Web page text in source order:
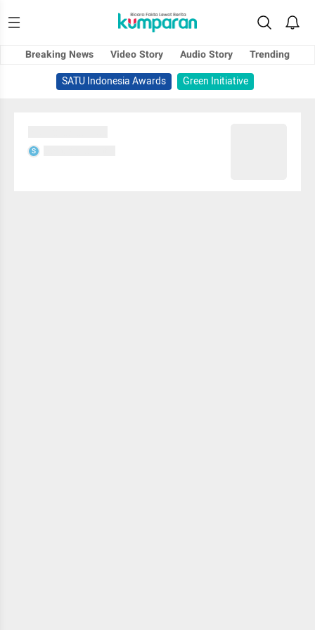
Breaking News Video Story Audio Story
Trending
SATU Indonesia Awards
Green Initiative
S